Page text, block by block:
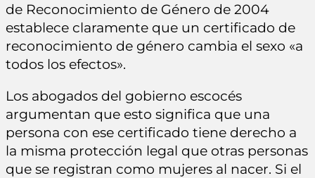
de Reconocimiento de Género de 2004
establece claramente que un certificado de
reconocimiento de género cambia el sexo «a
todos los efectos».
Los abogados del gobierno escocés
argumentan que esto significa que una
persona con ese certificado tiene derecho a
la misma protección legal que otras personas
que se registran como mujeres al nacer. Si el